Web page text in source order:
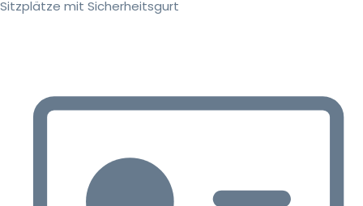
Sitzplätze mit Sicherheitsgurt